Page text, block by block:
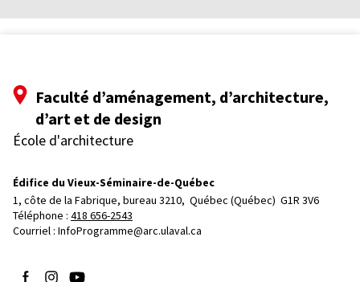
Faculté d’aménagement, d’architecture,
d’art et de design
École d'architecture
Édifice du Vieux-Séminaire-de-Québec
1, côte de la Fabrique, bureau 3210, Québec (Québec)  G1R 3V6
Téléphone : 418 656-2543
Courriel : InfoProgramme@arc.ulaval.ca
Suivez-nous sur Facebook
Suivez-nous sur Instagram
Suivez-nous sur YouTube